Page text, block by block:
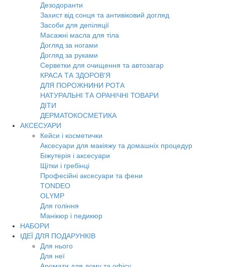
Дезодоранти
Захист від сонця та антивіковий догляд
Засоби для депіляції
Масажні масла для тіла
Догляд за ногами
Догляд за руками
Серветки для очищення та автозагар
КРАСА ТА ЗДОРОВ'Я
ДЛЯ ПОРОЖНИНИ РОТА
НАТУРАЛЬНІ ТА ОРАНІЧНІ ТОВАРИ
ДІТИ
ДЕРМАТОКОСМЕТИКА
АКСЕСУАРИ
Кейси і косметички
Аксесуари для макіяжу та домашніх процедур
Біжутерія і аксесуари
Щітки і гребінці
Професійні аксесуари та фени
TONDEO
OLYMP
Для гоління
Манікюр і педикюр
НАБОРИ
ІДЕЇ ДЛЯ ПОДАРУНКІВ
Для нього
Для неї